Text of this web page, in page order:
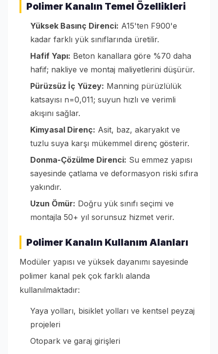
Polimer Kanalın Temel Özellikleri
Yüksek Basınç Direnci: A15'ten F900'e
kadar farklı yük sınıflarında üretilir.
Hafif Yapı: Beton kanallara göre %70 daha
hafif; nakliye ve montaj maliyetlerini düşürür.
Pürüzsüz İç Yüzey: Manning pürüzlülük
katsayısı n=0,011; suyun hızlı ve verimli
akışını sağlar.
Kimyasal Direnç: Asit, baz, akaryakıt ve
tuzlu suya karşı mükemmel direnç gösterir.
Donma-Çözülme Direnci: Su emmez yapısı
sayesinde çatlama ve deformasyon riski sıfıra
yakındır.
Uzun Ömür: Doğru yük sınıfı seçimi ve
montajla 50+ yıl sorunsuz hizmet verir.
Polimer Kanalın Kullanım Alanları
Modüler yapısı ve yüksek dayanımı sayesinde
polimer kanal pek çok farklı alanda
kullanılmaktadır:
Yaya yolları, bisiklet yolları ve kentsel peyzaj
projeleri
Otopark ve garaj girişleri